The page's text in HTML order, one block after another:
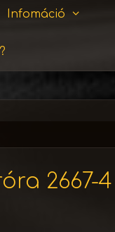
Infomáció
2667-4